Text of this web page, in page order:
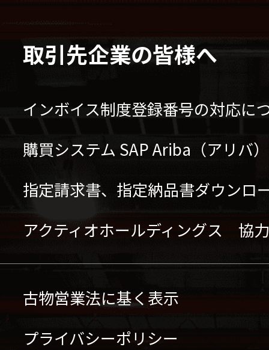
取引先企業の皆様へ
インボイス制度登録番号の対応に
購買システム SAP Ariba（アリバ
指定請求書、指定納品書ダウンロ
アクティオホールディングス 協
古物営業法に基く表示
プライバシーポリシー